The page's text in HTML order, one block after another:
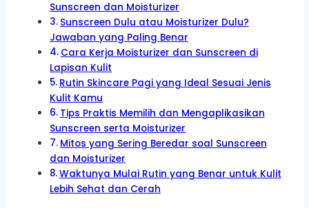
Sunscreen dan Moisturizer
Sunscreen Dulu atau Moisturizer Dulu?
Jawaban yang Paling Benar
Cara Kerja Moisturizer dan Sunscreen di
Lapisan Kulit
Rutin Skincare Pagi yang Ideal Sesuai Jenis
Kulit Kamu
Tips Praktis Memilih dan Mengaplikasikan
Sunscreen serta Moisturizer
Mitos yang Sering Beredar soal Sunscreen
dan Moisturizer
Waktunya Mulai Rutin yang Benar untuk Kulit
Lebih Sehat dan Cerah